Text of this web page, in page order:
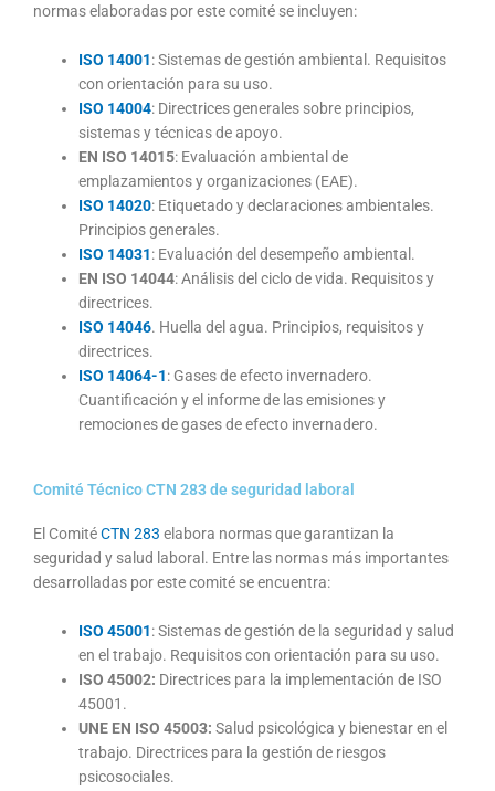
normas elaboradas por este comité se incluyen:
ISO 14001: Sistemas de gestión ambiental. Requisitos
con orientación para su uso.
ISO 14004: Directrices generales sobre principios,
sistemas y técnicas de apoyo.
EN ISO 14015: Evaluación ambiental de
emplazamientos y organizaciones (EAE).
ISO 14020: Etiquetado y declaraciones ambientales.
Principios generales.
ISO 14031: Evaluación del desempeño ambiental.
EN ISO 14044: Análisis del ciclo de vida. Requisitos y
directrices.
ISO 14046. Huella del agua. Principios, requisitos y
directrices.
ISO 14064-1: Gases de efecto invernadero.
Cuantificación y el informe de las emisiones y
remociones de gases de efecto invernadero.
Comité Técnico CTN 283 de seguridad laboral
El ComitéCTN 283 elabora normas que garantizan la
seguridad y salud laboral. Entre las normas más importantes
desarrolladas por este comité se encuentra:
ISO 45001: Sistemas de gestión de la seguridad y salud
en el trabajo. Requisitos con orientación para su uso.
ISO 45002: Directrices para la implementación de ISO
45001.
UNE EN ISO 45003: Salud psicológica y bienestar en el
trabajo. Directrices para la gestión de riesgos
psicosociales.